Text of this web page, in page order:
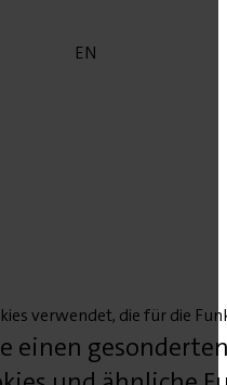
EN
verwendet, die für die
einen